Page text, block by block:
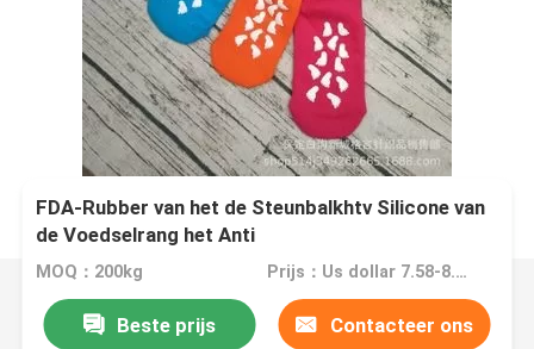
FDA-Rubber van het de Steunbalkhtv Silicone van
de Voedselrang het Anti
MOQ：200kg Prijs：Us dollar 7.58-8.5/KG
Beste prijs Contacteer ons